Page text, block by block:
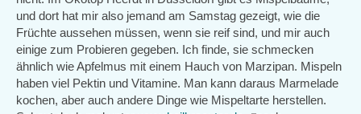
und dort hat mir also jemand am Samstag gezeigt, wie die
Früchte aussehen müssen, wenn sie reif sind, und mir auch
einige zum Probieren gegeben. Ich finde, sie schmecken
ähnlich wie Apfelmus mit einem Hauch von Marzipan. Mispeln
haben viel Pektin und Vitamine. Man kann daraus Marmelade
kochen, aber auch andere Dinge wie Mispeltarte herstellen.